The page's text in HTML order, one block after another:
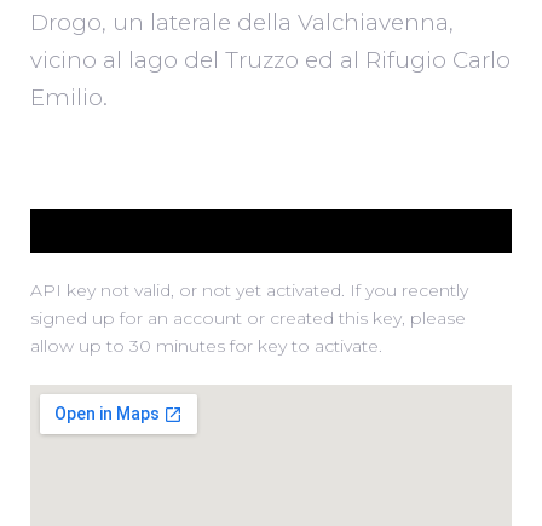
Drogo, un laterale della Valchiavenna,
vicino al lago del Truzzo ed al Rifugio Carlo
Emilio.
API key not valid, or not yet activated. If you recently
signed up for an account or created this key, please
allow up to 30 minutes for key to activate.